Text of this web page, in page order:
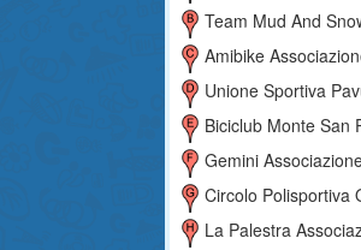
Team Mud And Snow
Amibike
Unione Sportiva Pavullese Romeo
Biciclub Monte San Pietro
Gemini
Circolo Polisportiva Olimpia
La Palestra